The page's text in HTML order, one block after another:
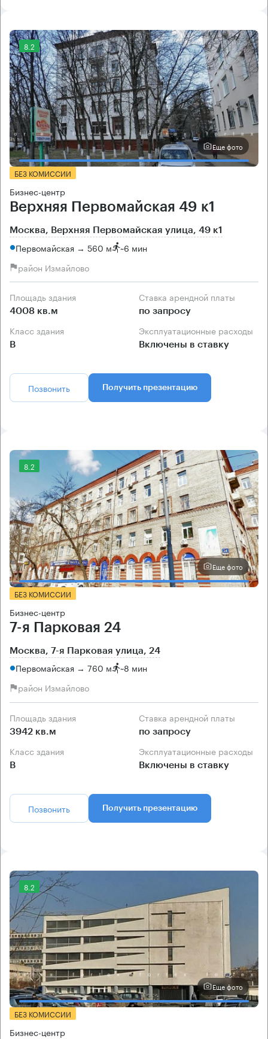
8.2
Еще фото
БЕЗ КОМИССИИ
Бизнес-центр
Верхняя Первомайская 49 к1
Москва, Верхняя Первомайская улица, 49 к1
Первомайская → 560 м ~6 мин
район Измайлово
Площадь здания
4008 кв.м
Ставка арендной платы
по запросу
Класс здания
B
Эксплуатационные расходы
Включены в ставку
Позвонить Получить презентацию
8.2
Еще фото
БЕЗ КОМИССИИ
Бизнес-центр
7-я Парковая 24
Москва, 7-я Парковая улица, 24
Первомайская → 760 м ~8 мин
район Измайлово
Площадь здания
3942 кв.м
Ставка арендной платы
по запросу
Класс здания
B
Эксплуатационные расходы
Включены в ставку
Позвонить Получить презентацию
8.2
Еще фото
БЕЗ КОМИССИИ
Бизнес-центр